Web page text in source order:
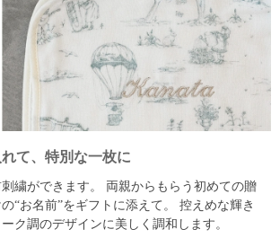
て、特別な一枚に
繍ができます。
両親からもらう初めての贈
“お名前”をギフトに添えて。
控えめな輝き
ク調のデザインに美しく調和します。